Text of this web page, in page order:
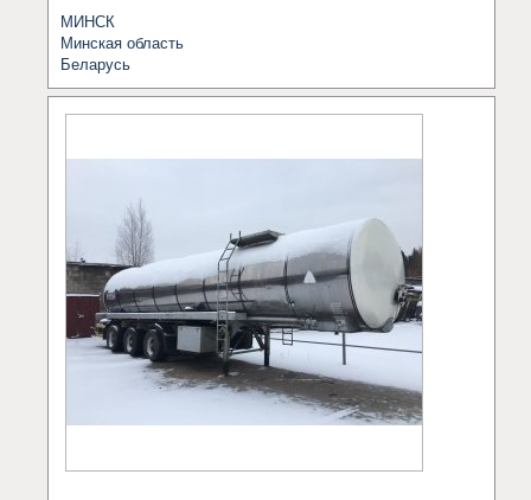
МИНСК
Минская область
Беларусь